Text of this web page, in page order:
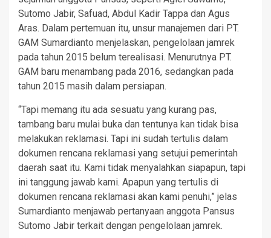
Sutomo Jabir, Safuad, Abdul Kadir Tappa dan Agus
Aras. Dalam pertemuan itu, unsur manajemen dari PT.
GAM Sumardianto menjelaskan, pengelolaan jamrek
pada tahun 2015 belum terealisasi. Menurutnya PT.
GAM baru menambang pada 2016, sedangkan pada
tahun 2015 masih dalam persiapan.
“Tapi memang itu ada sesuatu yang kurang pas,
tambang baru mulai buka dan tentunya kan tidak bisa
melakukan reklamasi. Tapi ini sudah tertulis dalam
dokumen rencana reklamasi yang setujui pemerintah
daerah saat itu. Kami tidak menyalahkan siapapun, tapi
ini tanggung jawab kami. Apapun yang tertulis di
dokumen rencana reklamasi akan kami penuhi,” jelas
Sumardianto menjawab pertanyaan anggota Pansus
Sutomo Jabir terkait dengan pengelolaan jamrek.